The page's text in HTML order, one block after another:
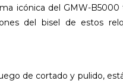
icónica del GMW-
del bisel de estos
de cortado y pulido,